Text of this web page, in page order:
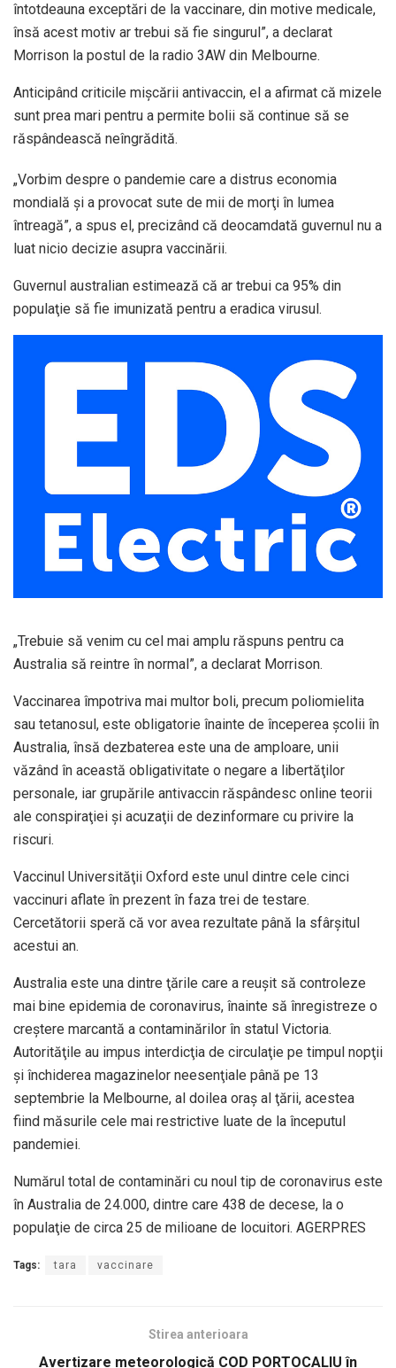
întotdeauna exceptări de la vaccinare, din motive medicale,
însă acest motiv ar trebui să fie singurul”, a declarat
Morrison la postul de la radio 3AW din Melbourne.
Anticipând criticile mişcării antivaccin, el a afirmat că mizele
sunt prea mari pentru a permite bolii să continue să se
răspândească neîngrădită.
„Vorbim despre o pandemie care a distrus economia
mondială şi a provocat sute de mii de morţi în lumea
întreagă”, a spus el, precizând că deocamdată guvernul nu a
luat nicio decizie asupra vaccinării.
Guvernul australian estimează că ar trebui ca 95% din
populaţie să fie imunizată pentru a eradica virusul.
„Trebuie să venim cu cel mai amplu răspuns pentru ca
Australia să reintre în normal”, a declarat Morrison.
Vaccinarea împotriva mai multor boli, precum poliomielita
sau tetanosul, este obligatorie înainte de începerea şcolii în
Australia, însă dezbaterea este una de amploare, unii
văzând în această obligativitate o negare a libertăţilor
personale, iar grupările antivaccin răspândesc online teorii
ale conspiraţiei şi acuzaţii de dezinformare cu privire la
riscuri.
Vaccinul Universităţii Oxford este unul dintre cele cinci
vaccinuri aflate în prezent în faza trei de testare.
Cercetătorii speră că vor avea rezultate până la sfârşitul
acestui an.
Australia este una dintre ţările care a reuşit să controleze
mai bine epidemia de coronavirus, înainte să înregistreze o
creştere marcantă a contaminărilor în statul Victoria.
Autorităţile au impus interdicţia de circulaţie pe timpul nopţii
şi închiderea magazinelor neesenţiale până pe 13
septembrie la Melbourne, al doilea oraş al ţării, acestea
fiind măsurile cele mai restrictive luate de la începutul
pandemiei.
Numărul total de contaminări cu noul tip de coronavirus este
în Australia de 24.000, dintre care 438 de decese, la o
populaţie de circa 25 de milioane de locuitori. AGERPRES
Tags: tara vaccinare
Stirea anterioara
Avertizare meteorologică COD PORTOCALIU în